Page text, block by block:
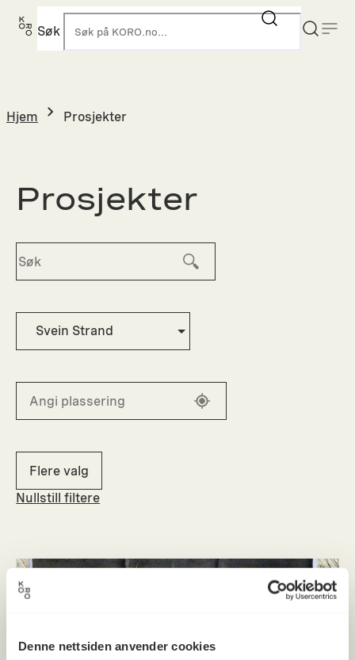
Denne nettsiden anvender cookies
Hopp
Søk
Hjem Prosjekter
Prosjekter
Svein Strand
Flere valg
Nullstill filtere